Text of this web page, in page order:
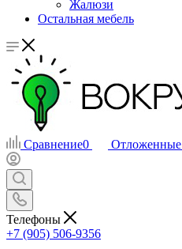
Жалюзи
Остальная мебель
Сравнение0 Отложенные
Телефоны
+7 (905) 506-9356